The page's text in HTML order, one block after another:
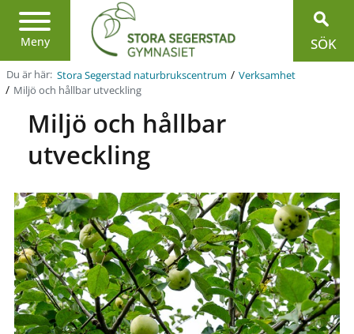
Meny
Region
Jönköpings
län
SÖK
Du är här: Stora Segerstad naturbrukscentrum / Verksamhet
/ Miljö och hållbar utveckling
Miljö och hållbar
utveckling